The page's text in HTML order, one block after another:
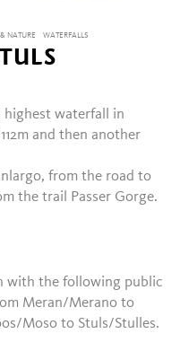
NATURE WATERFALLS
highest waterfall in
and then another
from the road to
the trail Passer Gorge.
with the following public
Meran/Merano to
Moso to Stuls/Stulles.